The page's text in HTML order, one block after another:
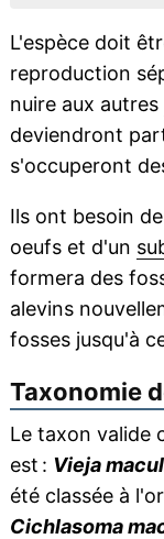
L'espèce doit
reproduction
nuire aux autres
deviendront
s'occuperont
Ils ont besoin
oeufs et d'un
formera des
alevins
fosses jusqu'à
Taxonomie
Le taxon valide
est : Vieja
été classée à
Cichlasoma